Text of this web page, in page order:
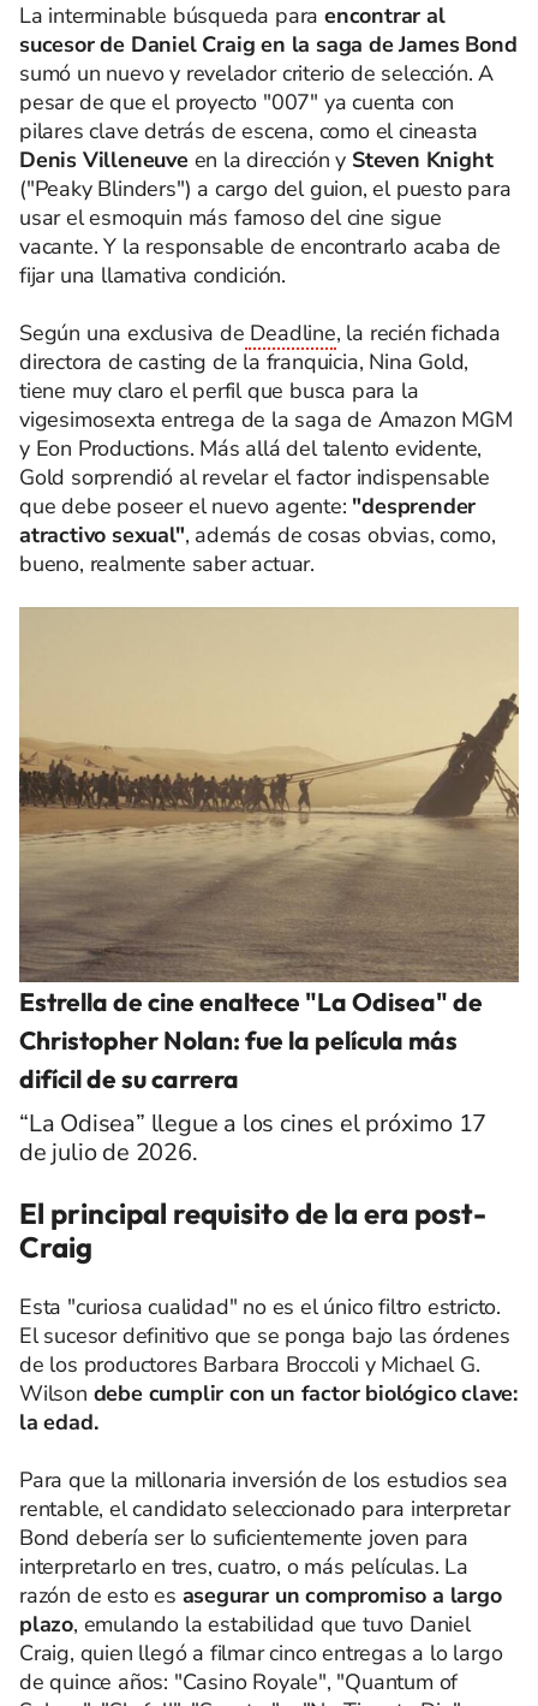
La interminable búsqueda para encontrar al
sucesor de Daniel Craig en la saga de James Bond
sumó un nuevo y revelador criterio de selección. A
pesar de que el proyecto "007" ya cuenta con
pilares clave detrás de escena, como el cineasta
Denis Villeneuveen la dirección y Steven Knight
("Peaky Blinders") a cargo del guion, el puesto para
usar el esmoquin más famoso del cine sigue
vacante. Y la responsable de encontrarlo acaba de
fijar una llamativa condición.
Según una exclusiva de Deadline, la recién fichada
directora de casting de la franquicia, Nina Gold,
tiene muy claro el perfil que busca para la
vigesimosexta entrega de la saga de Amazon MGM
y Eon Productions. Más allá del talento evidente,
Gold sorprendió al revelar el factor indispensable
que debe poseer el nuevo agente: "desprender
atractivo sexual", además de cosas obvias, como,
bueno, realmente saber actuar.
Estrella de cine enaltece "La Odisea" de
Christopher Nolan: fue la película más
difícil de su carrera
“La Odisea” llegue a los cines el próximo 17
de julio de 2026.
El principal requisito de la era post-
Craig
Esta "curiosa cualidad" no es el único filtro estricto.
El sucesor definitivo que se ponga bajo las órdenes
de los productores Barbara Broccoli y Michael G.
Wilson debe cumplir con un factor biológico clave:
la edad.
Para que la millonaria inversión de los estudios sea
rentable, el candidato seleccionado para interpretar
Bond debería ser lo suficientemente joven para
interpretarlo en tres, cuatro, o más películas. La
razón de esto es asegurar un compromiso a largo
plazo, emulando la estabilidad que tuvo Daniel
Craig, quien llegó a filmar cinco entregas a lo largo
de quince años: "Casino Royale", "Quantum of